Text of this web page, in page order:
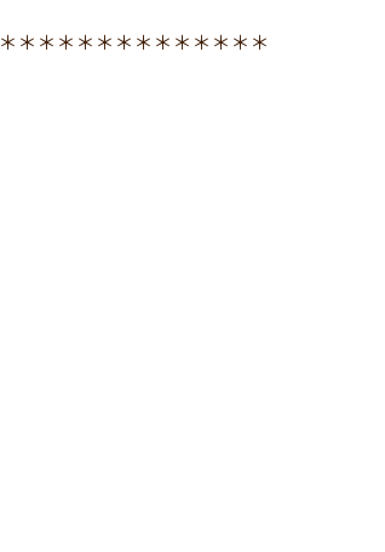
＊＊＊＊＊＊＊＊＊＊＊＊＊